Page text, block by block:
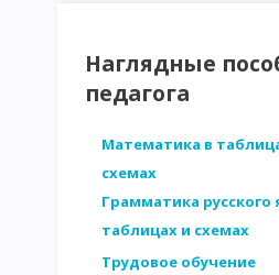
ВЫДЕЛЕНИЕ И ОПРЕДЕЛЕНИЕ
ФОРМУЛИРОВКА ГИПОТЕЗ
МЕТОДЫ ПЕДАГОГИЧЕСКОГО
МЕТОДЫ ПЕДАГОГИЧЕСКОГО
МЕТОДЫ ПЕДАГОГИЧЕСКОГО
МЕТОДЫ ПЕДАГОГИЧЕСКОГО
Наглядные
педагога
Математика в
схемах
Грамматика русского
таблицах и схемах
Трудовое обучение